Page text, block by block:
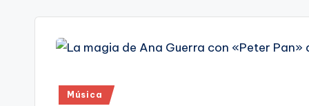
Publicado
Música